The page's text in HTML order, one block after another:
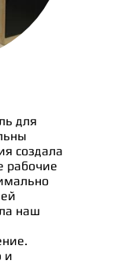
для
создала
рабочие
наш
и